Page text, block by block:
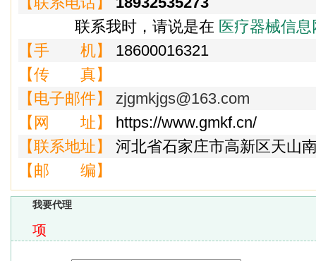
联系我时，请说是在 医疗器械信
【手 机】
18600016321
【传 真】
【电子邮件】
zjgmkjgs@163.com
【网 址】
https://www.gmkf.cn/
【联系地址】
河北省石家庄市高新区天山
【邮 编】
我要代理
项